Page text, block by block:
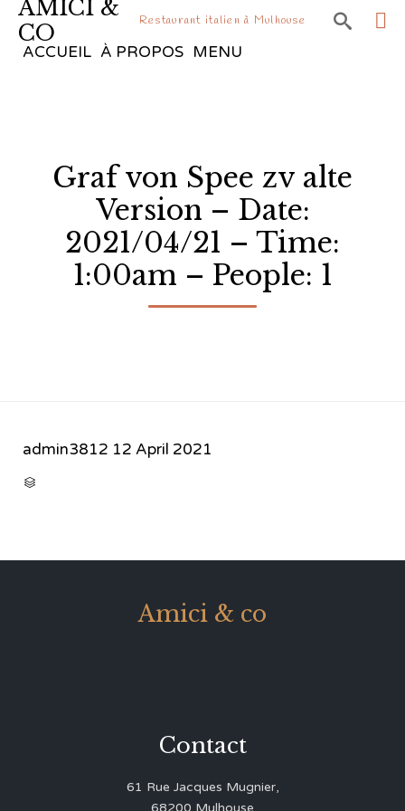
AMICI &
CO
Restaurant italien à Mulhouse 
ACCUEIL À PROPOS MENU
Graf von Spee zv alte
Version – Date:
2021/04/21 – Time:
1:00am – People: 1
admin3812 12 April 2021

Amici & co
Contact
61 Rue Jacques Mugnier,